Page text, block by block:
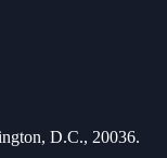
D.C., 20036.